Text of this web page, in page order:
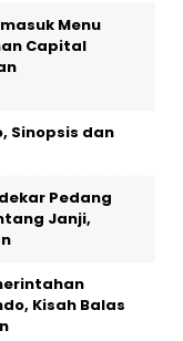
Menu
Capital
Sinopsis dan
Pedang
Janji,
Kisah Balas